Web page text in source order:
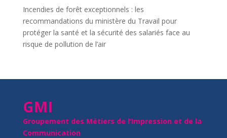
Incendies de forêt exceptionnels : les
recommandations du ministère du Travail pour
protéger la santé et la sécurité des salariés face au
risque de pollution de l’air
GMI
Groupement des Métiers de l’Impression et de la
Communication